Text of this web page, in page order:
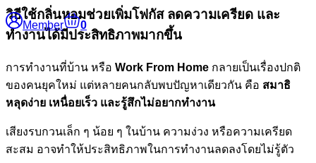
Member 0
วิธีใช้กลิ่นหอมช่วยเพิ่มโฟกัส ลดความเครียด และ
ทำงานได้มีประสิทธิภาพมากขึ้น
การทำงานที่บ้าน หรือ Work From Home กลายเป็นเรื่องปกติ
ของคนยุคใหม่ แต่หลายคนกลับพบปัญหาเดียวกัน คือ สมาธิ
หลุดง่าย เหนื่อยเร็ว และรู้สึกไม่อยากทำงาน
เสียงรบกวนเล็ก ๆ น้อย ๆ ในบ้าน ความง่วง หรือความเครียด
สะสม อาจทำให้ประสิทธิภาพในการทำงานลดลงโดยไม่รู้ตัว